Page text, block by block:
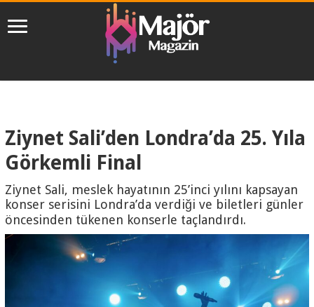
Ziynet Sali’den Londra’da 25. Yıla
Görkemli Final
Ziynet Sali, meslek hayatının 25’inci yılını kapsayan
konser serisini Londra’da verdiği ve biletleri günler
öncesinden tükenen konserle taçlandırdı.